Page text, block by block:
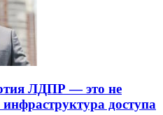
ЛДПР — это не
инфраструктура доступа